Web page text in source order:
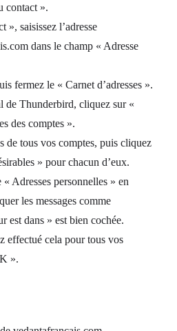
contact ».
», saisissez l’adresse
dans le champ « Adresse
fermez le « Carnet d’adresses ».
de Thunderbird, cliquez sur «
des comptes ».
de tous vos comptes, puis cliquez
» pour chacun d’eux.
Adresses personnelles » en
les messages comme
est dans » est bien cochée.
effectué cela pour tous vos
».